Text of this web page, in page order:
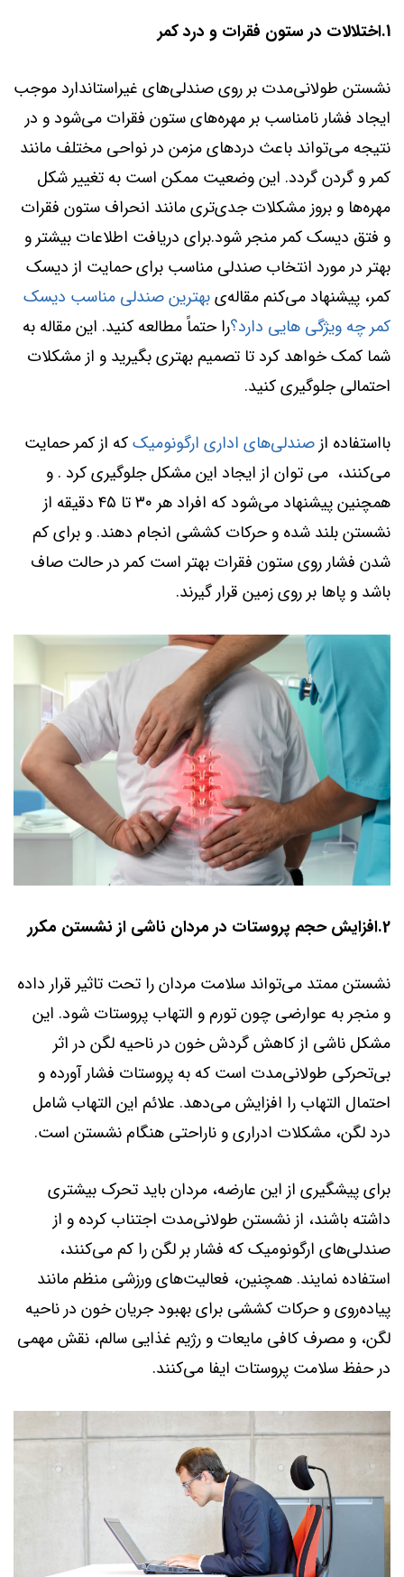
1.اختلالات در ستون فقرات و درد کمر
نشستن طولانی‌مدت بر روی صندلی‌های غیراستاندارد موجب
ایجاد فشار نامناسب بر مهره‌های ستون فقرات می‌شود و در
نتیجه می‌تواند باعث دردهای مزمن در نواحی مختلف مانند
کمر و گردن گردد. این وضعیت ممکن است به تغییر شکل
مهره‌ها و بروز مشکلات جدی‌تری مانند انحراف ستون فقرات
و فتق دیسک کمر منجر شود.برای دریافت اطلاعات بیشتر و
بهتر در مورد انتخاب صندلی مناسب برای حمایت از دیسک
کمر، پیشنهاد می‌کنم مقاله‌یبهترین صندلی مناسب دیسک
کمر چه ویژگی هایی دارد؟را حتماً مطالعه کنید. این مقاله به
شما کمک خواهد کرد تا تصمیم بهتری بگیرید و از مشکلات
احتمالی جلوگیری کنید.
بااستفاده از صندلی‌های اداری ارگونومیککه از کمر حمایت
می‌کنند، می توان از ایجاد این مشکل جلوگیری کرد . و
همچنین پیشنهاد می‌شود که افراد هر ۳۰ تا ۴۵ دقیقه از
نشستن بلند شده و حرکات کششی انجام دهند. و برای کم
شدن فشار روی ستون فقرات بهتر است کمر در حالت صاف
باشد و پاها بر روی زمین قرار گیرند.
2.افزایش حجم پروستات در مردان ناشی از نشستن مکرر
نشستن ممتد می‌تواند سلامت مردان را تحت تاثیر قرار داده
و منجر به عوارضی چون تورم و التهاب پروستات شود. این
مشکل ناشی از کاهش گردش خون در ناحیه لگن در اثر
بی‌تحرکی طولانی‌مدت است که به پروستات فشار آورده و
احتمال التهاب را افزایش می‌دهد. علائم این التهاب شامل
درد لگن، مشکلات ادراری و ناراحتی هنگام نشستن است.
برای پیشگیری از این عارضه، مردان باید تحرک بیشتری
داشته باشند، از نشستن طولانی‌مدت اجتناب کرده و از
صندلی‌های ارگونومیک که فشار بر لگن را کم می‌کنند،
استفاده نمایند. همچنین، فعالیت‌های ورزشی منظم مانند
پیاده‌روی و حرکات کششی برای بهبود جریان خون در ناحیه
لگن، و مصرف کافی مایعات و رژیم غذایی سالم، نقش مهمی
در حفظ سلامت پروستات ایفا می‌کنند.